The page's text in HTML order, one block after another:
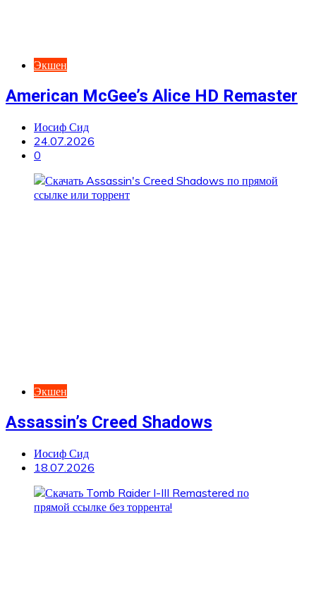
Экшен
American McGee’s Alice HD Remaster
Иосиф Сид
24.07.2026
0
Экшен
Assassin’s Creed Shadows
Иосиф Сид
18.07.2026